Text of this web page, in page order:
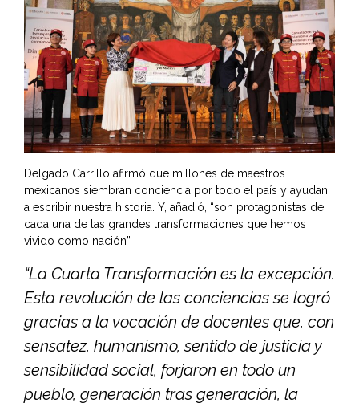
Delgado Carrillo afirmó que millones de maestros
mexicanos siembran conciencia por todo el país y ayudan
a escribir nuestra historia. Y, añadió, “son protagonistas de
cada una de las grandes transformaciones que hemos
vivido como nación”.
“La Cuarta Transformación es la excepción.
Esta revolución de las conciencias se logró
gracias a la vocación de docentes que, con
sensatez, humanismo, sentido de justicia y
sensibilidad social, forjaron en todo un
pueblo, generación tras generación, la